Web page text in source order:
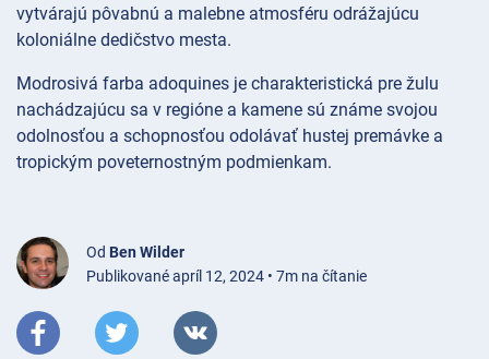
vytvárajú pôvabnú a malebne atmosféru odrážajúcu
koloniálne dedičstvo mesta.
Modrosivá farba adoquines je charakteristická pre žulu
nachádzajúcu sa v regióne a kamene sú známe svojou
odolnosťou a schopnosťou odolávať hustej premávke a
tropickým poveternostným podmienkam.
Od Ben Wilder
Publikované apríl 12, 2024 • 7m na čítanie